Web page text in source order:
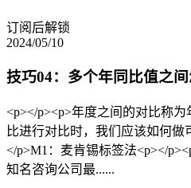
订阅后解锁
2024/05/10
技巧04：多个年同比值之
<p></p><p>年度之间的对比称
比进行对比时，我们应该如何做
</p>M1：麦肯锡标签法<p></
知名咨询公司最......